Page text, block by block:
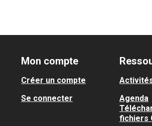
Mon compte
Créer un compte
Se connecter
Agenda
fichiers